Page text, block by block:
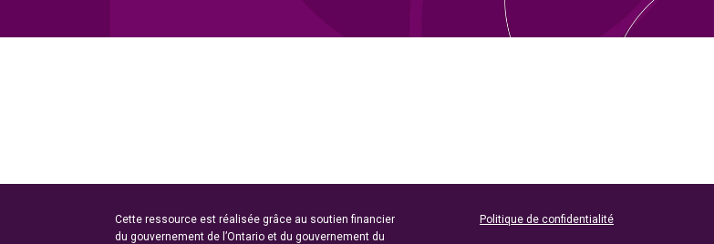
Cette ressource est réalisée grâce au soutien financier
du gouvernement de l’Ontario et du gouvernement du
Politique de confidentialité